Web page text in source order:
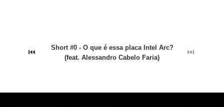
⏮
Short #0 - O que é essa placa Intel Arc?
(feat. Alessandro Cabelo Faria)
⏭